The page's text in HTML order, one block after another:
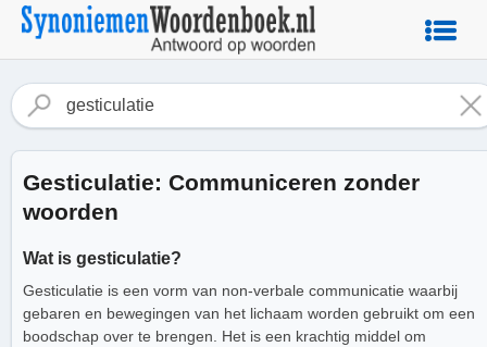
Gesticulatie: Communiceren zonder
woorden
Wat is gesticulatie?
Gesticulatie is een vorm van non-verbale communicatie waarbij
gebaren en bewegingen van het lichaam worden gebruikt om een
boodschap over te brengen. Het is een krachtig middel om